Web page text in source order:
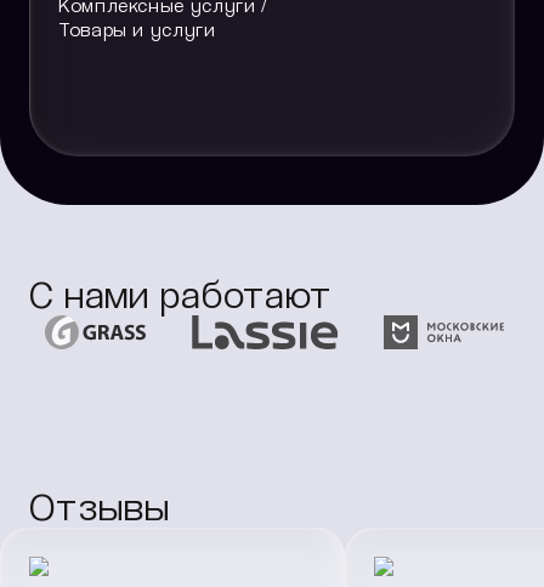
Комплексные услуги /
Товары и услуги
С нами работают
Отзывы